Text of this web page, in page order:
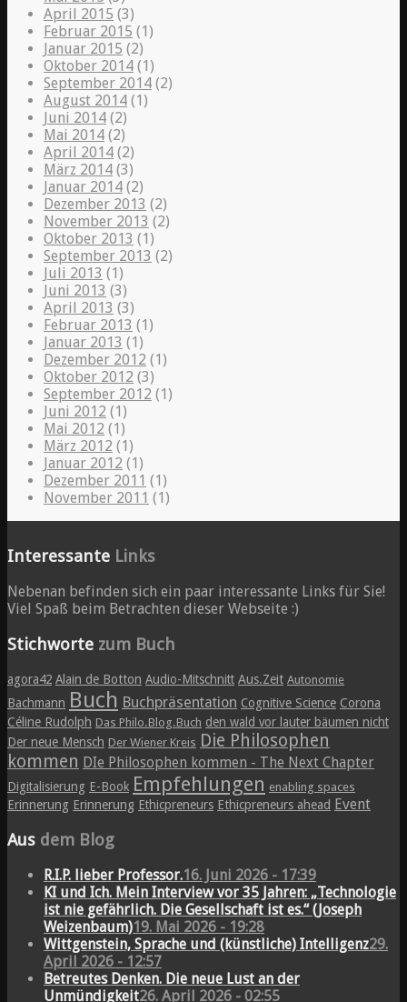
April 2015 (3)
Februar 2015 (1)
Januar 2015 (2)
Oktober 2014 (1)
September 2014 (2)
August 2014 (1)
Juni 2014 (2)
Mai 2014 (2)
April 2014 (2)
März 2014 (3)
Januar 2014 (2)
Dezember 2013 (2)
November 2013 (2)
Oktober 2013 (1)
September 2013 (2)
Juli 2013 (1)
Juni 2013 (3)
April 2013 (3)
Februar 2013 (1)
Januar 2013 (1)
Dezember 2012 (1)
Oktober 2012 (3)
September 2012 (1)
Juni 2012 (1)
Mai 2012 (1)
März 2012 (1)
Januar 2012 (1)
Dezember 2011 (1)
November 2011 (1)
Interessante Links
Nebenan befinden sich ein paar interessante Links für Sie!
Viel Spaß beim Betrachten dieser Webseite :)
Stichworte zum Buch
agora42 Alain de Botton Audio-Mitschnitt Aus.Zeit Autonomie
Bachmann Buch Buchpräsentation Cognitive Science Corona
Céline Rudolph Das Philo.Blog.Buch den wald vor lauter bäumen nicht
Der neue Mensch Der Wiener Kreis Die Philosophen
kommen DIe Philosophen kommen - The Next Chapter
Digitalisierung E-Book Empfehlungen enabling spaces
Erinnerung Erinnerung Ethicpreneurs Ethicpreneurs ahead Event
Aus dem Blog
R.I.P. lieber Professor.16. Juni 2026 - 17:39
KI und Ich. Mein Interview vor 35 Jahren: „Technologie
ist nie gefährlich. Die Gesellschaft ist es.“ (Joseph
Weizenbaum)19. Mai 2026 - 19:28
Wittgenstein, Sprache und (künstliche) Intelligenz29.
April 2026 - 12:57
Betreutes Denken. Die neue Lust an der
Unmündigkeit26. April 2026 - 02:55